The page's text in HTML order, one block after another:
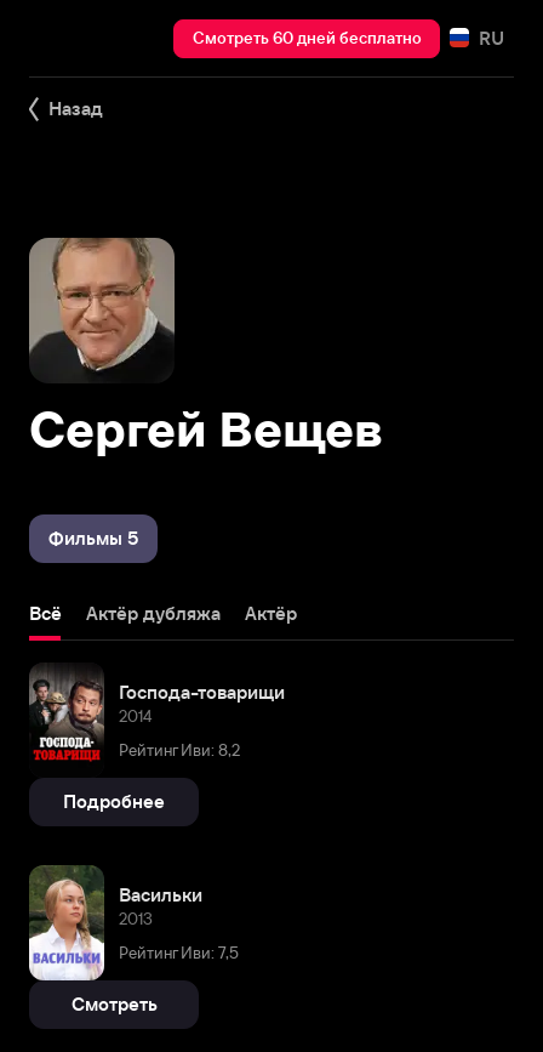
Смотреть 60 дней бесплатно RU
Назад
Сергей Вещев
Фильмы 5
Всё Актёр дубляжа Актёр
Господа-товарищи
2014
Рейтинг Иви: 8,2
Подробнее
Васильки
2013
Рейтинг Иви: 7,5
Смотреть